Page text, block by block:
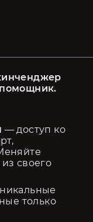
— доступ ко
своего
только